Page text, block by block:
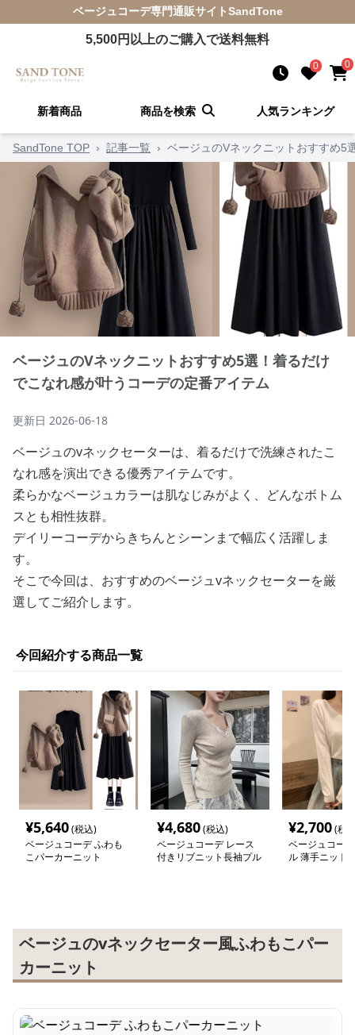
ベージュコーデ専門通販サイトSandTone
5,500円以上のご購入で送料無料
0 0
新着商品 商品を検索 人気ランキング
SandTone TOP › 記事一覧 › ベージュのVネックニットおすすめ5
ベージュのVネックニットおすすめ5選！着るだけ
でこなれ感が叶うコーデの定番アイテム
更新日 2026-06-18
ベージュのvネックセーターは、着るだけで洗練されたこ
なれ感を演出できる優秀アイテムです。
柔らかなベージュカラーは肌なじみがよく、どんなボトム
スとも相性抜群。
デイリーコーデからきちんとシーンまで幅広く活躍しま
す。
そこで今回は、おすすめのベージュvネックセーターを厳
選してご紹介します。
今回紹介する商品一覧
¥5,640(税込)
ベージュコーデ ふわも
こパーカーニット
¥4,680(税込)
ベージュコーデ レース
付きリブニット長袖プル
¥2,700(税
ベージュコー
ル 薄手ニット
ベージュのvネックセーター風ふわもこパー
カーニット